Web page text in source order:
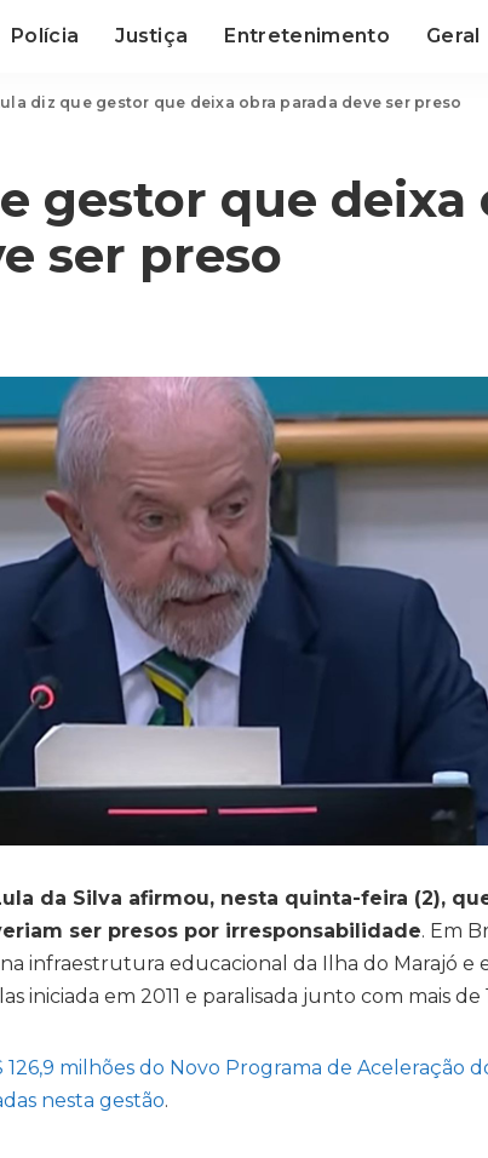
Polícia Justiça Entretenimento Geral
diz que gestor que deixa obra parada deve ser preso
gestor que deixa
ser preso
da Silva afirmou, nesta quinta-feira (2),
ser presos por irresponsabilidade. Em
infraestrutura educacional da Ilha do Marajó e
iniciada em 2011 e paralisada junto com mais de
milhões do Novo Programa de Aceleração
nesta gestão.